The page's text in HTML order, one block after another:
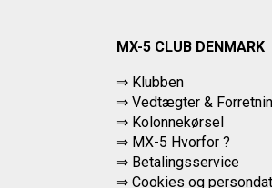
MX-5 CLUB DENMARK
⇒ Klubben
⇒ Vedtægter &
⇒ Kolonnekørsel
⇒ MX-5 Hvorfor ?
⇒ Betalingsservice
⇒ Cookies og